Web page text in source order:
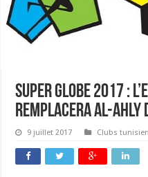
Super Globe 2017 :
remplacera Al-Ahly
9 juillet 2017 Clubs